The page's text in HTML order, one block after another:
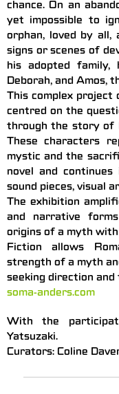
chance. On an
yet impossible to
orphan, loved by all,
signs or scenes of
his adopted
Deborah, and Amos,
This complex project
centred on the
through the story of
These characters
mystic and the
novel and
sound pieces, visual
The exhibition
and narrative
origins of a myth with
Fiction allows
strength of a myth
seeking direction and
soma-anders.com
With the
Yatsuzaki.
Curators: Coline